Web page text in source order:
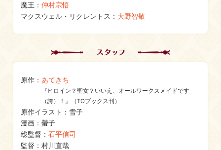
魔王： 仲村宗悟
マクスウェル・リクレントス： 大野智敬
原作： あてきち
『ヒロイン？聖女？いいえ、オールワークスメイドです
（誇）！』（TOブックス刊）
原作イラスト：雪子
漫画：螢子
総監督： 石平信司
監督：村川直哉